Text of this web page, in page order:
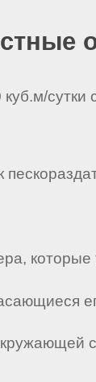
которые